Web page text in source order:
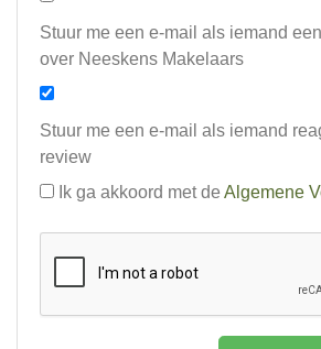
Stuur me een e-mail als iemand
over Neeskens Makelaars
Stuur me een e-mail als iemand
review
Ik ga akkoord met de Algemene